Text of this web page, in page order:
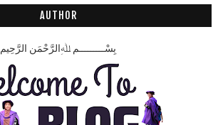
AUTHOR
بِسْـــــــــمِ ﷲِالرَّحْمَنِ الرَّحِيم